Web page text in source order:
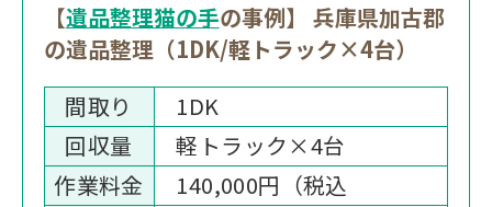
【遺品整理猫の手の事例】 兵庫県加古郡
の遺品整理（1DK/軽トラック×4台）
間取り
1DK
回収量
軽トラック×4台
作業料金
140,000円（税込